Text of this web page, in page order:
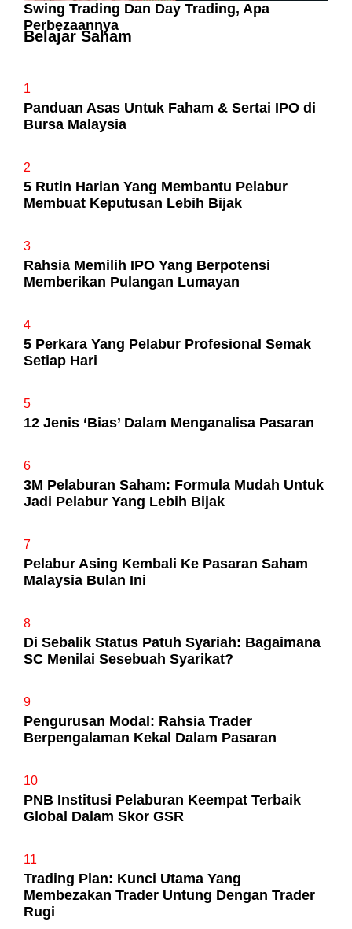
Swing Trading Dan Day Trading, Apa
Perbezaannya
Belajar Saham
1
Panduan Asas Untuk Faham & Sertai IPO di
Bursa Malaysia
2
5 Rutin Harian Yang Membantu Pelabur
Membuat Keputusan Lebih Bijak
3
Rahsia Memilih IPO Yang Berpotensi
Memberikan Pulangan Lumayan
4
5 Perkara Yang Pelabur Profesional Semak
Setiap Hari
5
12 Jenis ‘Bias’ Dalam Menganalisa Pasaran
6
3M Pelaburan Saham: Formula Mudah Untuk
Jadi Pelabur Yang Lebih Bijak
7
Pelabur Asing Kembali Ke Pasaran Saham
Malaysia Bulan Ini
8
Di Sebalik Status Patuh Syariah: Bagaimana
SC Menilai Sesebuah Syarikat?
9
Pengurusan Modal: Rahsia Trader
Berpengalaman Kekal Dalam Pasaran
10
PNB Institusi Pelaburan Keempat Terbaik
Global Dalam Skor GSR
11
Trading Plan: Kunci Utama Yang
Membezakan Trader Untung Dengan Trader
Rugi